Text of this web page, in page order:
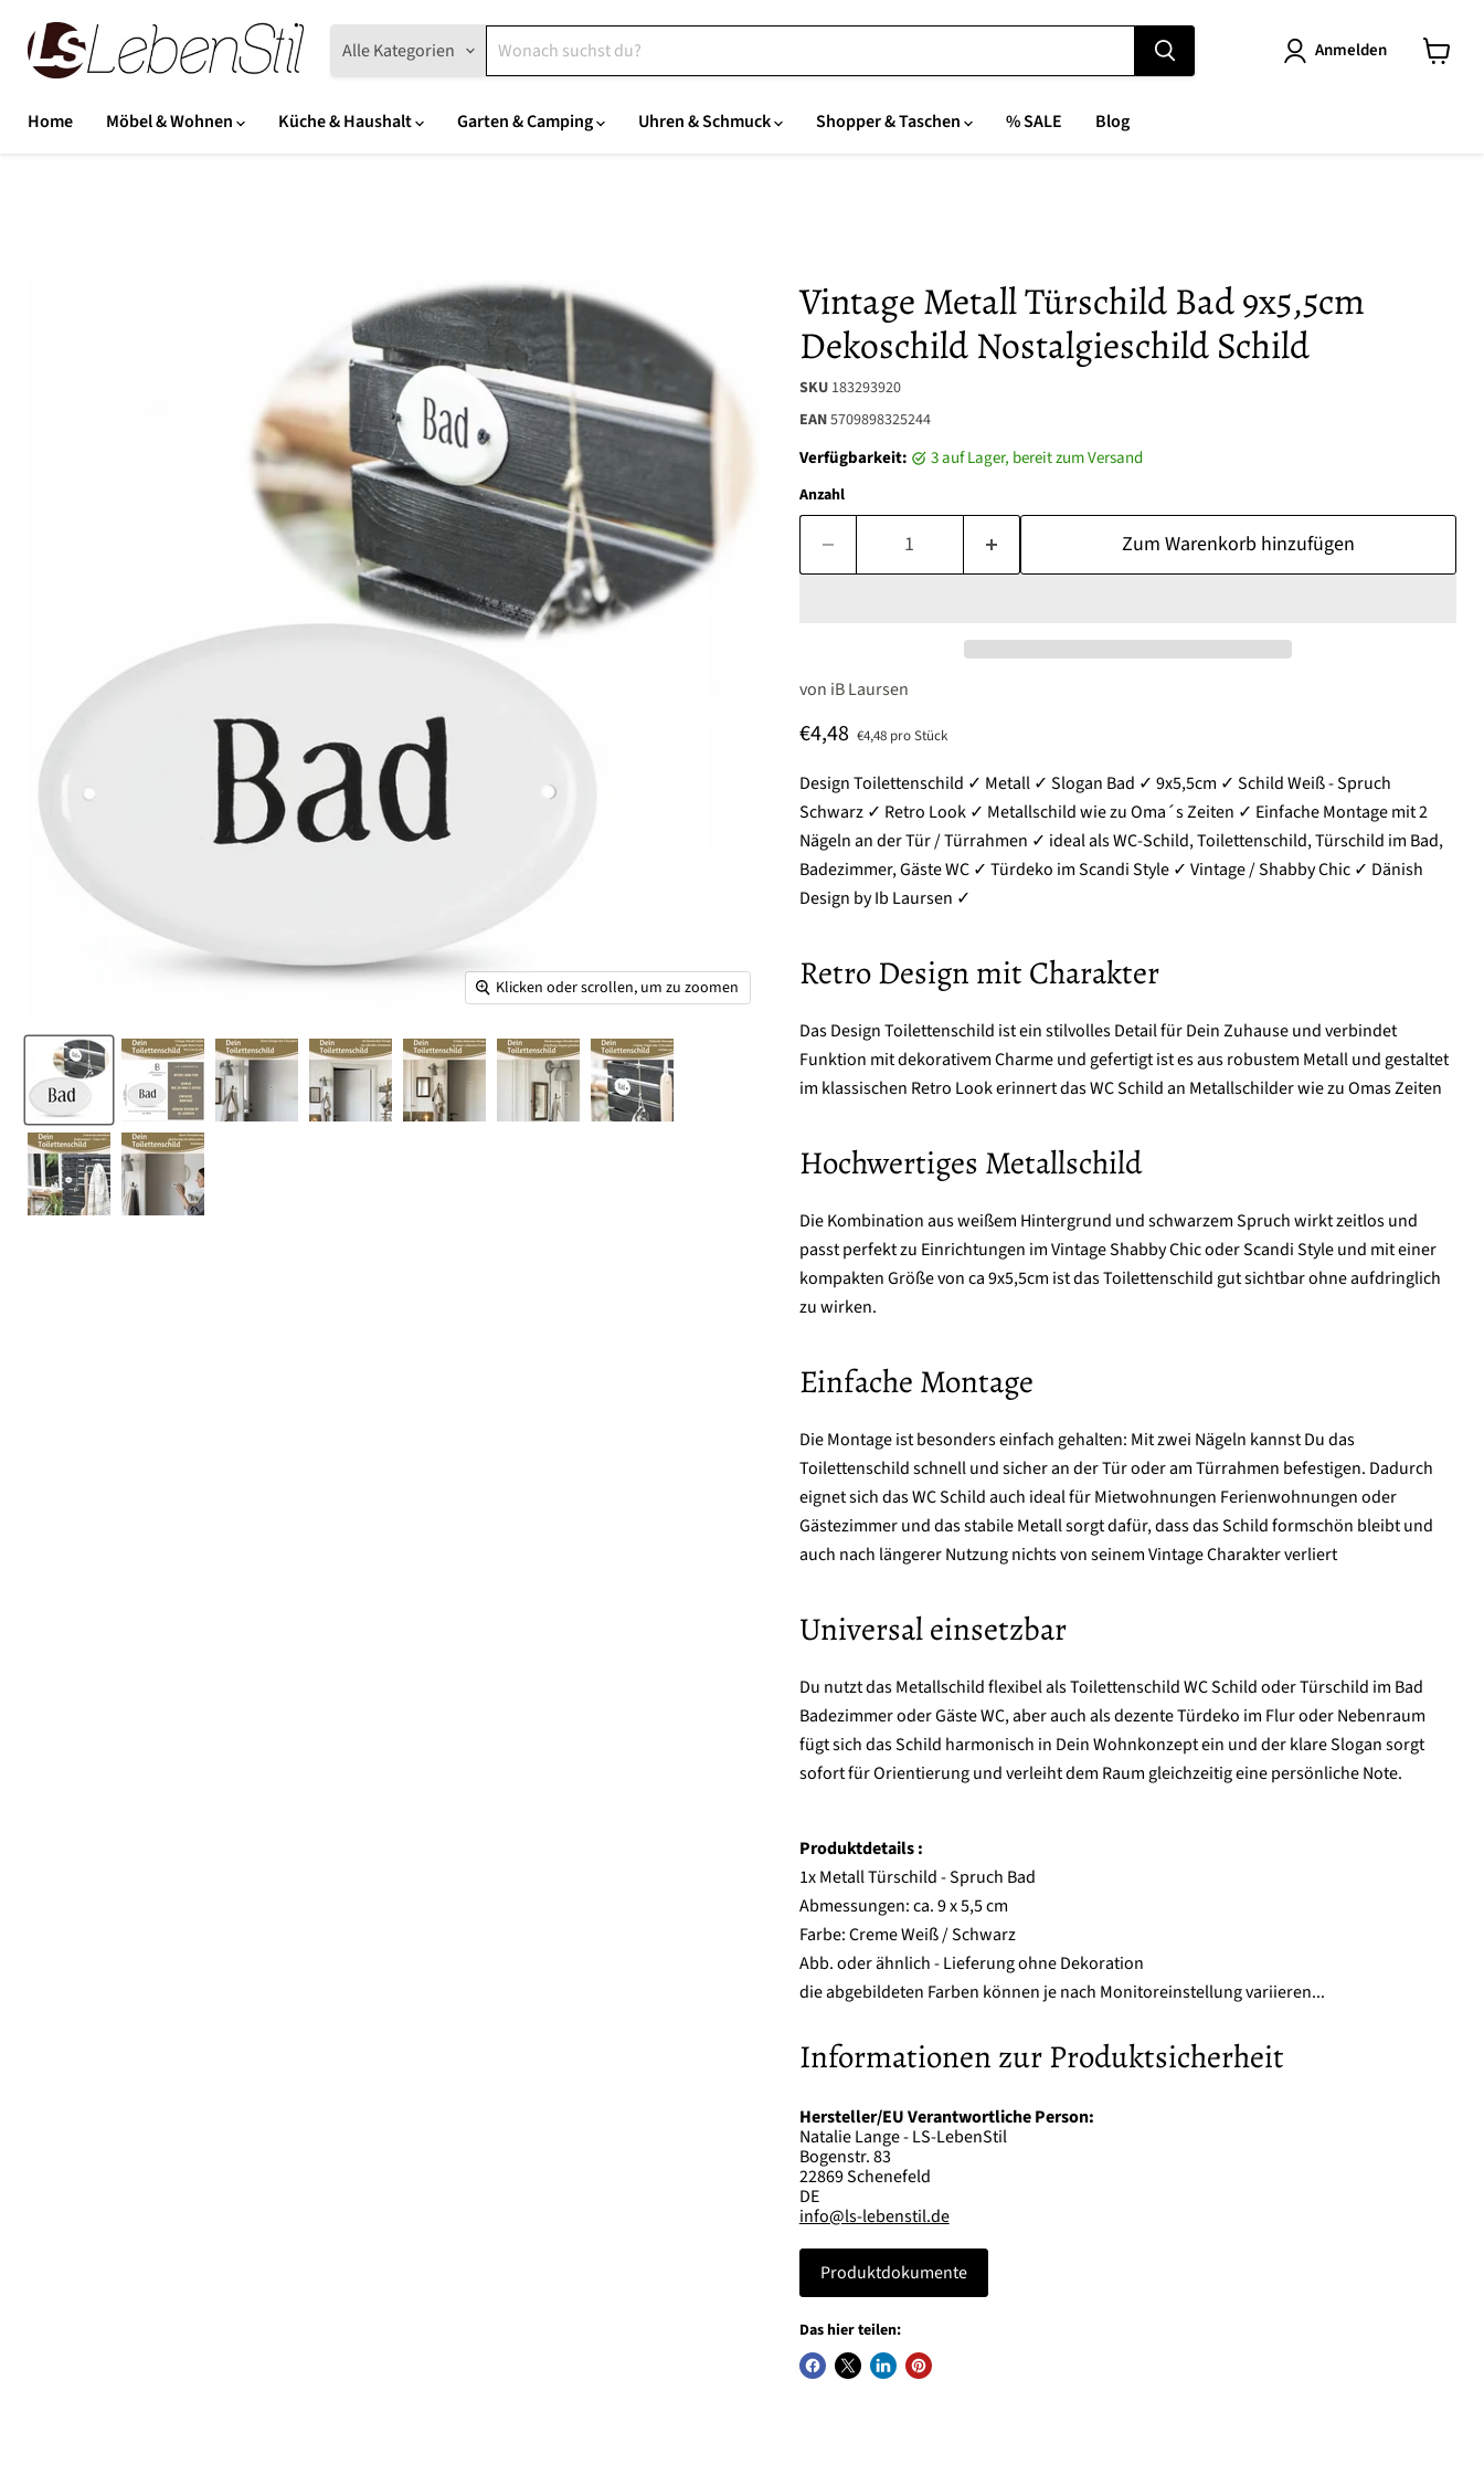
Alle Kategorien Anmelden
Home
Möbel & Wohnen Küche & Haushalt Garten & Camping Uhren & Schmuck Shopper & Taschen % SALE Blog
Klicken oder scrollen, um zu zoomen
Vintage Metall Türschild Bad 9x5,5cm
Dekoschild Nostalgieschild Schild
SKU 183293920
EAN5709898325244
Verfügbarkeit: 3 auf Lager, bereit zum Versand
Anzahl
Zum Warenkorb hinzufügen
von iB Laursen
Aktueller Preis
€4,48 €4,48 pro Stück
Design Toilettenschild ✓ Metall ✓ Slogan Bad ✓ 9x5,5cm ✓ Schild Weiß - Spruch
Schwarz ✓ Retro Look ✓ Metallschild wie zu Oma´s Zeiten ✓ Einfache Montage mit 2
Nägeln an der Tür / Türrahmen ✓ ideal als WC-Schild, Toilettenschild, Türschild im Bad,
Badezimmer, Gäste WC ✓ Türdeko im Scandi Style ✓ Vintage / Shabby Chic ✓ Dänish
Design by Ib Laursen ✓
Retro Design mit Charakter
Das Design Toilettenschild ist ein stilvolles Detail für Dein Zuhause und verbindet
Funktion mit dekorativem Charme und gefertigt ist es aus robustem Metall und gestaltet
im klassischen Retro Look erinnert das WC Schild an Metallschilder wie zu Omas Zeiten
Hochwertiges Metallschild
Die Kombination aus weißem Hintergrund und schwarzem Spruch wirkt zeitlos und
passt perfekt zu Einrichtungen im Vintage Shabby Chic oder Scandi Style und mit einer
kompakten Größe von ca 9x5,5cm ist das Toilettenschild gut sichtbar ohne aufdringlich
zu wirken.
Einfache Montage
Die Montage ist besonders einfach gehalten: Mit zwei Nägeln kannst Du das
Toilettenschild schnell und sicher an der Tür oder am Türrahmen befestigen. Dadurch
eignet sich das WC Schild auch ideal für Mietwohnungen Ferienwohnungen oder
Gästezimmer und das stabile Metall sorgt dafür, dass das Schild formschön bleibt und
auch nach längerer Nutzung nichts von seinem Vintage Charakter verliert
Universal einsetzbar
Du nutzt das Metallschild flexibel als Toilettenschild WC Schild oder Türschild im Bad
Badezimmer oder Gäste WC, aber auch als dezente Türdeko im Flur oder Nebenraum
fügt sich das Schild harmonisch in Dein Wohnkonzept ein und der klare Slogan sorgt
sofort für Orientierung und verleiht dem Raum gleichzeitig eine persönliche Note.
Produktdetails :
1x Metall Türschild - Spruch Bad
Abmessungen: ca. 9 x 5,5 cm
Farbe: Creme Weiß / Schwarz
Abb. oder ähnlich - Lieferung ohne Dekoration
die abgebildeten Farben können je nach Monitoreinstellung variieren...
Informationen zur Produktsicherheit
Hersteller/EU Verantwortliche Person:
Natalie Lange - LS-LebenStil
Bogenstr. 83
22869 Schenefeld
DE
info@ls-lebenstil.de
Produktdokumente
Das hier teilen: